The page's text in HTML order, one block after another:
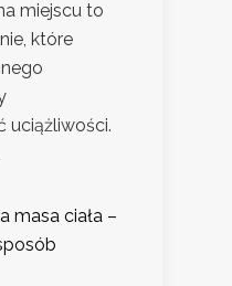
miejscu to
które
uciążliwości.
masa ciała –